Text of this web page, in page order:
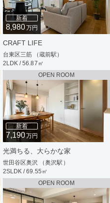
新着
8,980万円
CRAFT LIFE
台東区三筋 （蔵前駅）
2LDK / 56.87㎡
OPEN ROOM
新着
7,190万円
光満ちる、大らかな家
世田谷区奥沢 （奥沢駅）
2SLDK / 69.55㎡
OPEN ROOM